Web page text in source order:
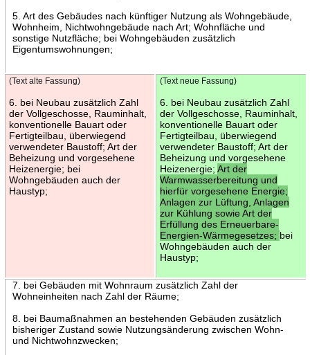
5. Art des Gebäudes nach künftiger Nutzung als Wohngebäude,
Wohnheim, Nichtwohngebäude nach Art; Wohnfläche und
sonstige Nutzfläche; bei Wohngebäuden zusätzlich
Eigentumswohnungen;
(Text alte Fassung)
6. bei Neubau zusätzlich Zahl
der Vollgeschosse, Rauminhalt,
konventionelle Bauart oder
Fertigteilbau, überwiegend
verwendeter Baustoff; Art der
Beheizung und vorgesehene
Heizenergie; bei
Wohngebäuden auch der
Haustyp;
(Text neue Fassung)
6. bei Neubau zusätzlich Zahl
der Vollgeschosse, Rauminhalt,
konventionelle Bauart oder
Fertigteilbau, überwiegend
verwendeter Baustoff; Art der
Beheizung und vorgesehene
Heizenergie; Art der
Warmwasserbereitung und
hierfür vorgesehene Energie;
Anlagen zur Lüftung, Anlagen
zur Kühlung sowie Art der
Erfüllung des Erneuerbare-
Energien-Wärmegesetzes; bei
Wohngebäuden auch der
Haustyp;
7. bei Gebäuden mit Wohnraum zusätzlich Zahl der
Wohneinheiten nach Zahl der Räume;
8. bei Baumaßnahmen an bestehenden Gebäuden zusätzlich
bisheriger Zustand sowie Nutzungsänderung zwischen Wohn-
und Nichtwohnzwecken;